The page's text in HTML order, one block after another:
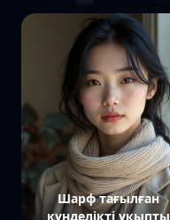
Шарф тағылған
күнделікті ұқыпты